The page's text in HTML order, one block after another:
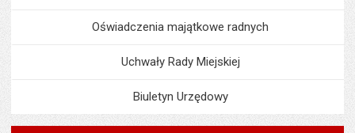
Oświadczenia majątkowe radnych
Uchwały Rady Miejskiej
Biuletyn Urzędowy